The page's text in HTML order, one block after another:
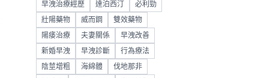
早洩治療經歷 達泊西汀 必利勁
壯陽藥物 威而鋼 雙效藥物
陽痿治療 夫妻關係 早洩改善
新婚早洩 早洩診斷 行為療法
陰莖增粗 海綿體 伐地那非